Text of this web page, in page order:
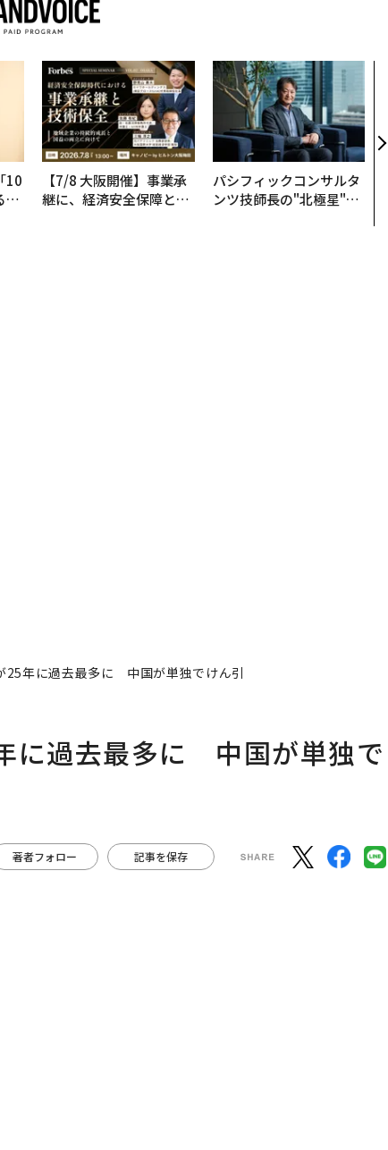
10
─
【7/8 大阪開催】事業承
継に、経済安全保障とい
パシフィックコンサルタ
ンツ技師長の"北極星"。
来
25年に過去最多に 中国が単独でけん引
に過去最多に 中国が単独で
著者フォロー 記事を保存